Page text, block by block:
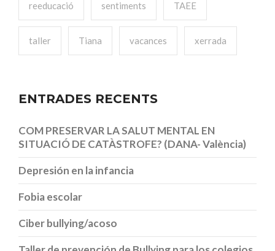
reeducació sentiments TAEE
taller Tiana vacances xerrada
ENTRADES RECENTS
COM PRESERVAR LA SALUT MENTAL EN
SITUACIÓ DE CATÀSTROFE? (DANA- València)
Depresión en la infancia
Fobia escolar
Ciber bullying/acoso